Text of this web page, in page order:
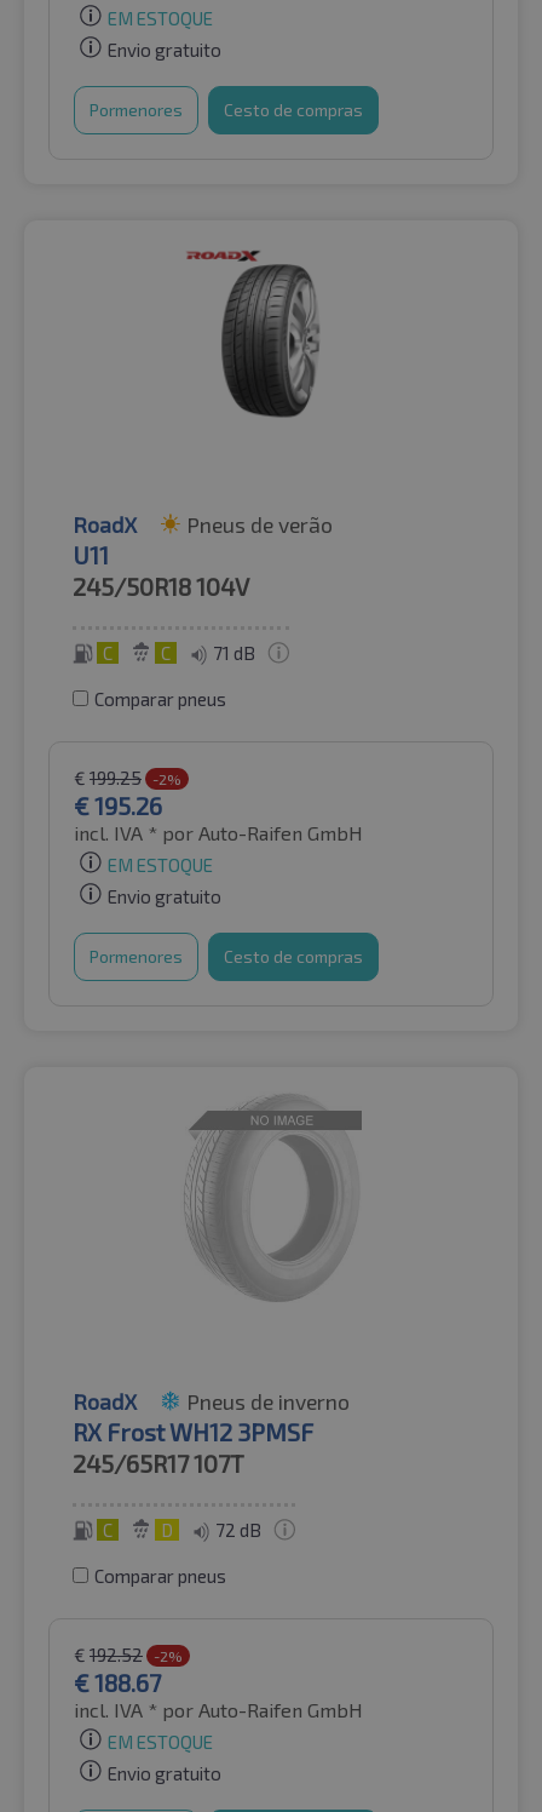
EM ESTOQUE
Envio gratuito
Pormenores Cesto de compras
RoadX Pneus de verão
U11
245/50R18104V
C C 71 dB
Comparar pneus
€ 199.25 -2%
€195.26
incl. IVA * por Auto-Raifen GmbH
EM ESTOQUE
Envio gratuito
Pormenores Cesto de compras
RoadX Pneus de inverno
RX Frost WH12 3PMSF
245/65R17107T
C D 72 dB
Comparar pneus
€ 192.52 -2%
€188.67
incl. IVA * por Auto-Raifen GmbH
EM ESTOQUE
Envio gratuito